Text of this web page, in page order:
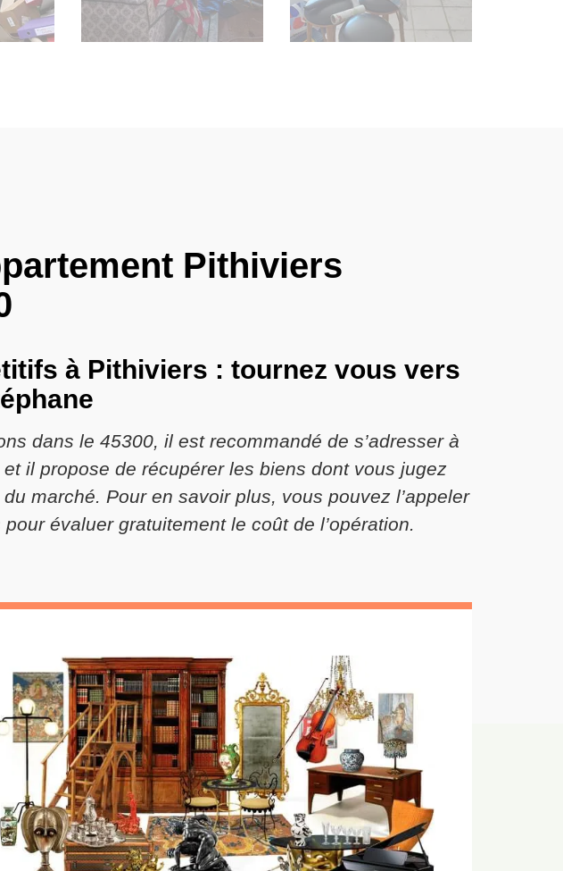
Pithiviers
à Pithiviers : tournez vous vers
dans le 45300, il est recommandé de s’adresser à
il propose de récupérer les biens dont vous jugez
marché. Pour en savoir plus, vous pouvez l’appeler
évaluer gratuitement le coût de l’opération.